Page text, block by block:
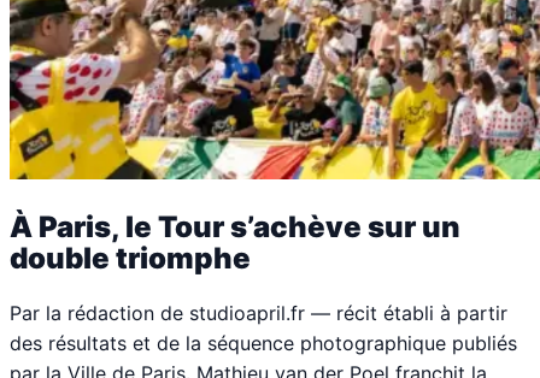
À Paris, le Tour s’achève sur un
double triomphe
Par la rédaction de studioapril.fr — récit établi à partir
des résultats et de la séquence photographique publiés
par la Ville de Paris. Mathieu van der Poel franchit la